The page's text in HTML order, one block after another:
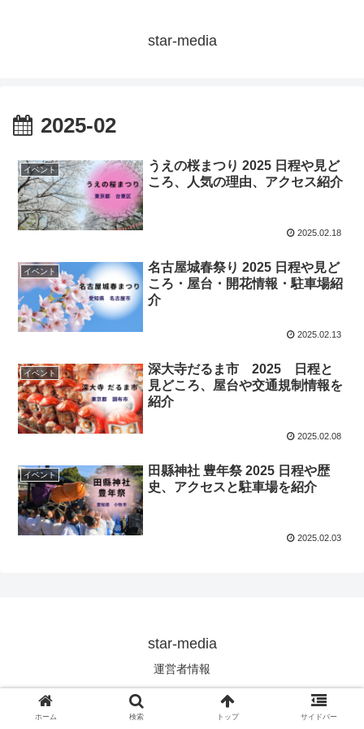
star-media
2025-02
イベント
うえの桜まつり 2025 日程や見ど
ころ、人気の理由、アクセス紹介
2025.02.18
イベント
名古屋城春祭り 2025 日程や見ど
ころ・屋台・開花情報・駐車場紹
介
2025.02.13
イベント
深大寺だるま市 2025 日程と
見どころ、屋台や交通規制情報を
紹介
2025.02.08
イベント
田縣神社 豊年祭 2025 日程や歴
史、アクセスと駐車場を紹介
2025.02.03
star-media
運営者情報
© 2023 star-media.
ホーム 検索 トップ サイドバー